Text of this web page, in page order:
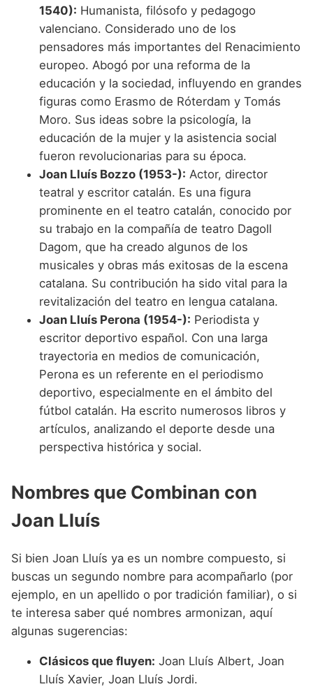
1540): Humanista, filósofo y pedagogo
valenciano. Considerado uno de los
pensadores más importantes del Renacimiento
europeo. Abogó por una reforma de la
educación y la sociedad, influyendo en grandes
figuras como Erasmo de Róterdam y Tomás
Moro. Sus ideas sobre la psicología, la
educación de la mujer y la asistencia social
fueron revolucionarias para su época.
Joan Lluís Bozzo (1953-): Actor, director
teatral y escritor catalán. Es una figura
prominente en el teatro catalán, conocido por
su trabajo en la compañía de teatro Dagoll
Dagom, que ha creado algunos de los
musicales y obras más exitosas de la escena
catalana. Su contribución ha sido vital para la
revitalización del teatro en lengua catalana.
Joan Lluís Perona (1954-): Periodista y
escritor deportivo español. Con una larga
trayectoria en medios de comunicación,
Perona es un referente en el periodismo
deportivo, especialmente en el ámbito del
fútbol catalán. Ha escrito numerosos libros y
artículos, analizando el deporte desde una
perspectiva histórica y social.
Nombres que Combinan con
Joan Lluís
Si bien Joan Lluís ya es un nombre compuesto, si
buscas un segundo nombre para acompañarlo (por
ejemplo, en un apellido o por tradición familiar), o si
te interesa saber qué nombres armonizan, aquí
algunas sugerencias:
Clásicos que fluyen: Joan Lluís Albert, Joan
Lluís Xavier, Joan Lluís Jordi.